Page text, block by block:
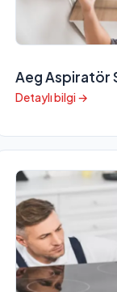
Aeg Aspiratör
Detaylı bilgi →